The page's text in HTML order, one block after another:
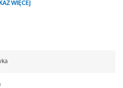
się do treningów w szkołach,
halowej siatkówki – łączy komfort
WIĘCEJ